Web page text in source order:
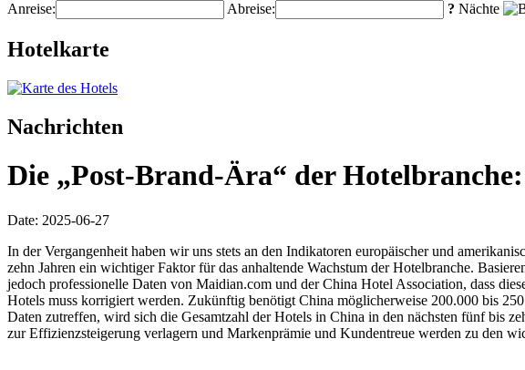
Anreise:
Abreise: ? Nächte
Hotelkarte
Nachrichten
Die „Post-Brand-Ära“ der
Date: 2025-06-27
In der Vergangenheit haben wir uns stets an den Indikatoren europäischer und
zehn Jahren ein wichtiger Faktor für das anhaltende Wachstum der Hotelbranche.
jedoch professionelle Daten von Maidian.com und der China Hotel Association, dass
Hotels muss korrigiert werden. Zukünftig benötigt China möglicherweise 200.000 bis
Daten zutreffen, wird sich die Gesamtzahl der Hotels in China in den nächsten fünf bis
zur Effizienzsteigerung verlagern und Markenprämie und Kundentreue werden zu den